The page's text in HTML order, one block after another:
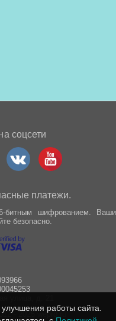
соцсети
платежи.
битным шифрованием. Ваши
безопасно.
- 2025 wepro.ru
работы сайта.